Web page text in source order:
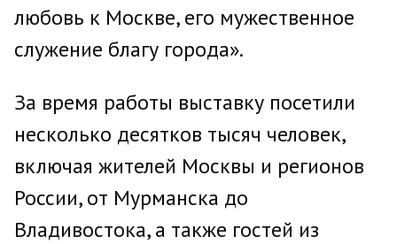
любовь к Москве, его мужественное
служение благу города».
За время работы выставку посетили
несколько десятков тысяч человек,
включая жителей Москвы и регионов
России, от Мурманска до
Владивостока, а также гостей из